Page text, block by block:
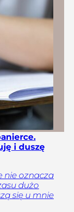
i duszę
nie oznacza
dużo
się u mnie